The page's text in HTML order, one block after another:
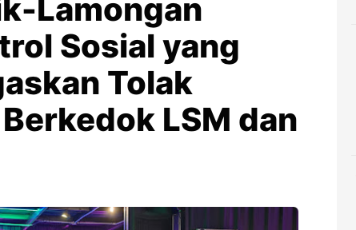
Lamongan
Sosial yang
Tolak
LSM dan